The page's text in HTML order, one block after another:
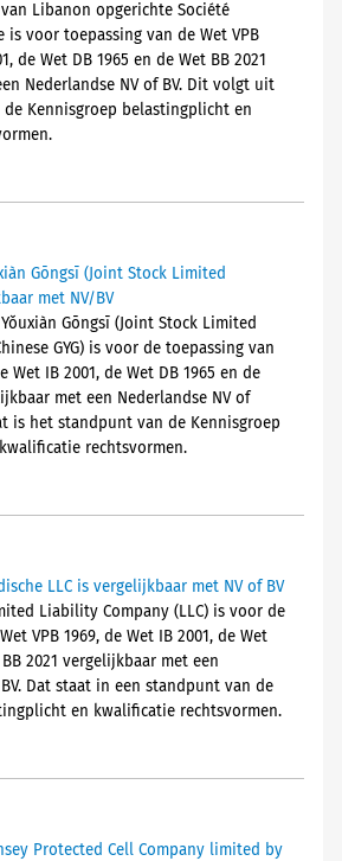
Libanon opgerichte Société
is voor toepassing van de Wet VPB
de Wet DB 1965 en de Wet BB 2021
Nederlandse NV of BV. Dit volgt uit
Kennisgroep belastingplicht en
Gōngsī (Joint Stock Limited
met NV/BV
Gōngsī (Joint Stock Limited
GYG) is voor de toepassing van
Wet IB 2001, de Wet DB 1965 en de
met een Nederlandse NV of
is het standpunt van de Kennisgroep
rechtsvormen.
LLC is vergelijkbaar met NV of BV
Liability Company (LLC) is voor de
VPB 1969, de Wet IB 2001, de Wet
2021 vergelijkbaar met een
Dat staat in een standpunt van de
en kwalificatie rechtsvormen.
Protected Cell Company limited by